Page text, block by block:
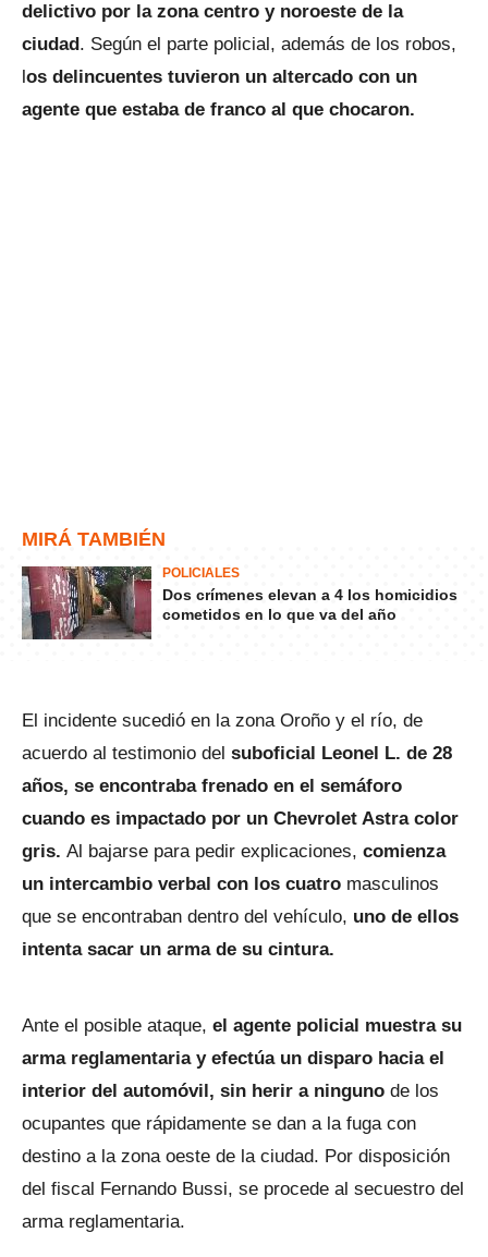
delictivo por la zona centro y noroeste de la
ciudad. Según el parte policial, además de los robos,
los delincuentes tuvieron un altercado con un
agente que estaba de franco al que chocaron.
MIRÁ TAMBIÉN
POLICIALES
Dos crímenes elevan a 4 los homicidios
cometidos en lo que va del año
El incidente sucedió en la zona Oroño y el río, de
acuerdo al testimonio del suboficial Leonel L. de 28
años, se encontraba frenado en el semáforo
cuando es impactado por un Chevrolet Astra color
gris. Al bajarse para pedir explicaciones, comienza
un intercambio verbal con los cuatro masculinos
que se encontraban dentro del vehículo, uno de ellos
intenta sacar un arma de su cintura.
Ante el posible ataque, el agente policial muestra su
arma reglamentaria y efectúa un disparo hacia el
interior del automóvil, sin herir a ninguno de los
ocupantes que rápidamente se dan a la fuga con
destino a la zona oeste de la ciudad. Por disposición
del fiscal Fernando Bussi, se procede al secuestro del
arma reglamentaria.